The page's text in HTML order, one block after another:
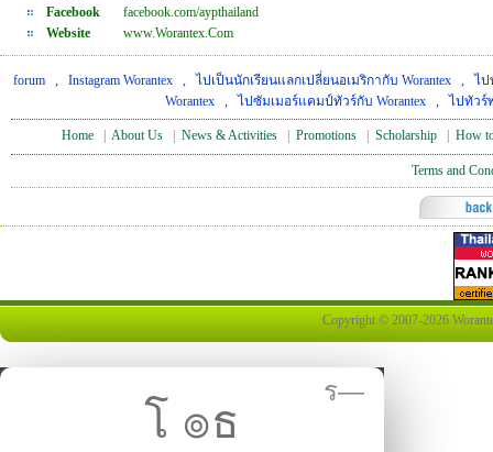
Facebook
facebook.com/aypthailand
Website
www.Worantex.Com
forum , Instagram Worantex , ไปเป็นนักเรียนแลกเปลี่ยนอเมริกากับ Worantex , ไป
Worantex, ไปซัมเมอร์แคมป์ทัวร์กับ Worantex, ไปทัวร์
Home About Us News & Activities Promotions Scholarship How
Terms and
Copyright © 2007-2026
โ ๏ธ
ร—